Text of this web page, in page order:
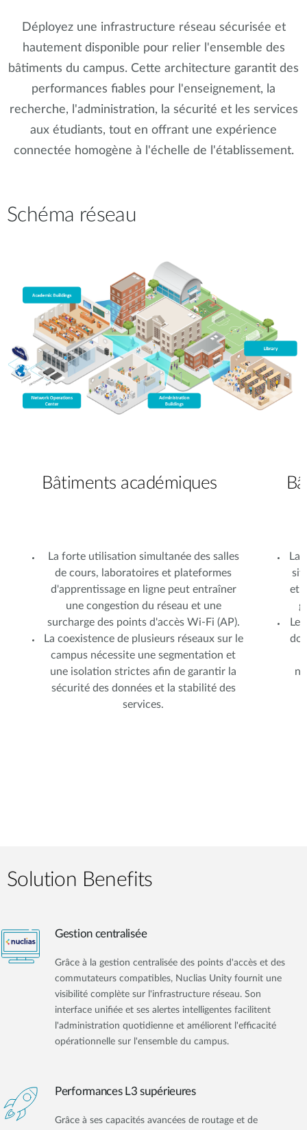
Déployez une infrastructure réseau sécurisée et
hautement disponible pour relier l'ensemble des
bâtiments du campus. Cette architecture garantit des
performances fiables pour l'enseignement, la
recherche, l'administration, la sécurité et les services
aux étudiants, tout en offrant une expérience
connectée homogène à l'échelle de l'établissement.
Schéma réseau
Bâtiments académiques
La forte utilisation simultanée des salles
de cours, laboratoires et plateformes
d'apprentissage en ligne peut entraîner
une congestion du réseau et une
surcharge des points d'accès Wi‑Fi (AP).
La coexistence de plusieurs réseaux sur le
campus nécessite une segmentation et
une isolation strictes afin de garantir la
sécurité des données et la stabilité des
services.
La
et
Solution Benefits
Gestion centralisée
Grâce à la gestion centralisée des points d'accès et des
commutateurs compatibles, Nuclias Unity fournit une
visibilité complète sur l'infrastructure réseau. Son
interface unifiée et ses alertes intelligentes facilitent
l'administration quotidienne et améliorent l'efficacité
opérationnelle sur l'ensemble du campus.
Performances L3 supérieures
Grâce à ses capacités avancées de routage et de